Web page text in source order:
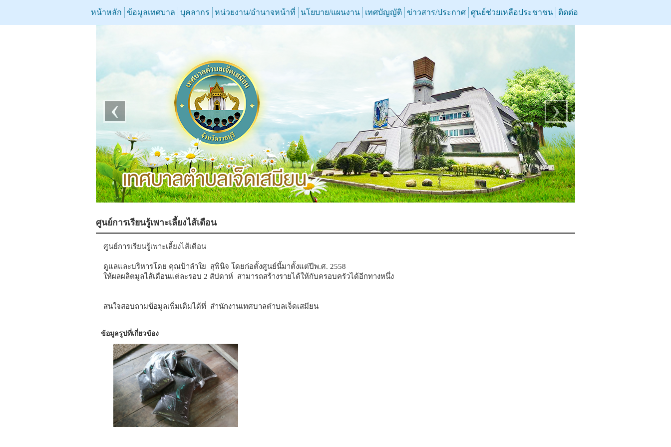
หน้าหลัก ข้อมูลเทศบาล บุคลากร หน่วยงาน/อำนาจหน้าที่ นโยบาย/แผนงาน เทศบัญญัติ ข่าวสาร/ประกาศ ศูนย์ช่วยเหลือประชาชน ติดต่อ
‹ ›
ศูนย์การเรียนรู้เพาะเลี้ยงไส้เดือน
ศูนย์การเรียนรู้เพาะเลี้ยงไส้เดือน
ดูแลและบริหารโดย คุณป้าลำใย สุพินิจ โดยก่อตั้งศูนย์นี้มาตั้งแต่ปีพ.ศ. 2558
ให้ผลผลิตมูลไส้เดือนแต่ละรอบ 2 สัปดาห์ สามารถสร้างรายได้ให้กับครอบครัวได้อีกทางหนึ่ง
สนใจสอบถามข้อมูลเพิ่มเติมได้ที่ สำนักงานเทศบาลตำบลเจ็ดเสมียน
ข้อมูลรูปที่เกี่ยวข้อง